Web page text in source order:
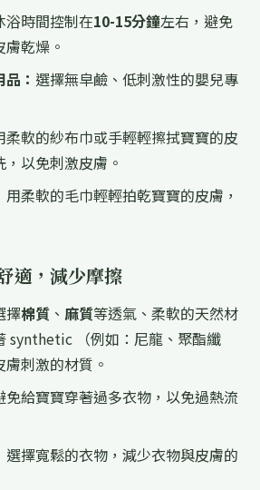
浴時間控制在10-15分鐘左右，避免
乾燥。
： 選擇無皁鹼、低刺激性的嬰兒專
柔軟的紗布巾或手輕輕擦拭寶寶的皮
以免刺激皮膚。
用柔軟的毛巾輕輕拍乾寶寶的皮膚，
適，減少摩擦
擇棉質 、 麻質等透氣、柔軟的天然材
synthetic （例如：尼龍、聚酯纖
刺激的材質。
免給寶寶穿著過多衣物，以免過熱流
選擇寬鬆的衣物，減少衣物與皮膚的